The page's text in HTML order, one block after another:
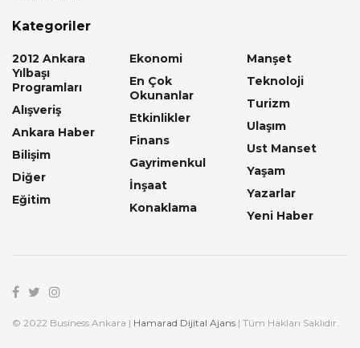
Kategoriler
2012 Ankara
Yılbaşı
Programları
Alışveriş
Ankara Haber
Bilişim
Diğer
Eğitim
Ekonomi
En Çok
Okunanlar
Etkinlikler
Finans
Gayrimenkul
İnşaat
Konaklama
Manşet
Teknoloji
Turizm
Ulaşım
Ust Manset
Yaşam
Yazarlar
Yeni Haber
© 2022 Business Ankara | Hamarad Dijital Ajans | Tüm Hakları Saklıdır.